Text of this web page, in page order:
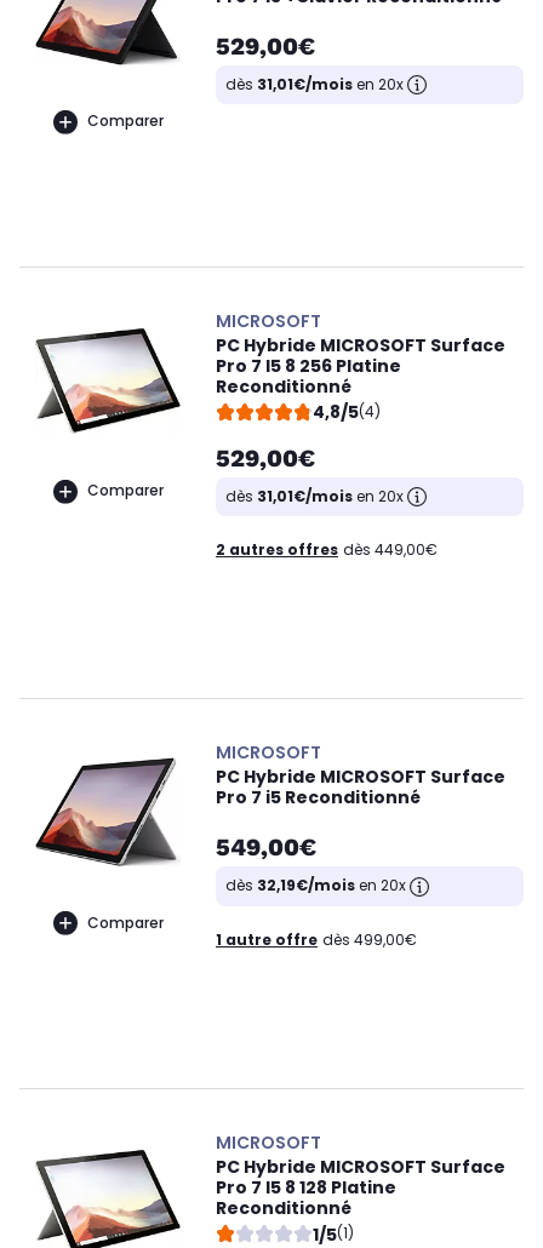
Comparer
529,00€
dès 31,01€/moisen 20x
Comparer
MICROSOFT
PC Hybride MICROSOFT Surface
Pro 7 I5 8 256 Platine
Reconditionné
4,8/5(4)
529,00€
dès 31,01€/moisen 20x
2 autres offres dès 449,00€
Comparer
MICROSOFT
PC Hybride MICROSOFT Surface
Pro 7 i5 Reconditionné
549,00€
dès 32,19€/moisen 20x
1 autre offre dès 499,00€
MICROSOFT
PC Hybride MICROSOFT Surface
Pro 7 I5 8 128 Platine
Reconditionné
1/5(1)